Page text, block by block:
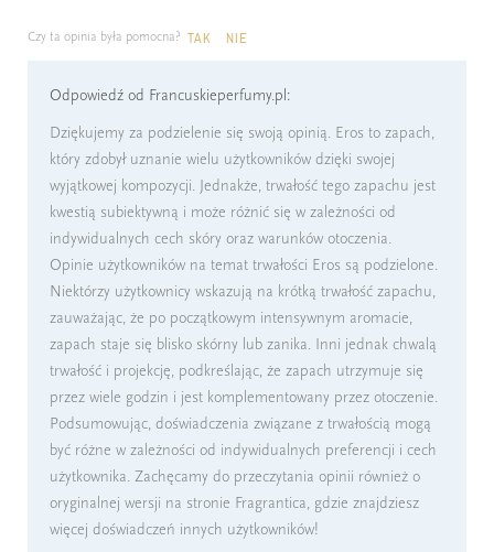
Czy ta opinia była pomocna? TAK NIE
Odpowiedź od Francuskieperfumy.pl:
Dziękujemy za podzielenie się swoją opinią. Eros to zapach,
który zdobył uznanie wielu użytkowników dzięki swojej
wyjątkowej kompozycji. Jednakże, trwałość tego zapachu jest
kwestią subiektywną i może różnić się w zależności od
indywidualnych cech skóry oraz warunków otoczenia.
Opinie użytkowników na temat trwałości Eros są podzielone.
Niektórzy użytkownicy wskazują na krótką trwałość zapachu,
zauważając, że po początkowym intensywnym aromacie,
zapach staje się blisko skórny lub zanika. Inni jednak chwalą
trwałość i projekcję, podkreślając, że zapach utrzymuje się
przez wiele godzin i jest komplementowany przez otoczenie.
Podsumowując, doświadczenia związane z trwałością mogą
być różne w zależności od indywidualnych preferencji i cech
użytkownika. Zachęcamy do przeczytania opinii również o
oryginalnej wersji na stronie Fragrantica, gdzie znajdziesz
więcej doświadczeń innych użytkowników!